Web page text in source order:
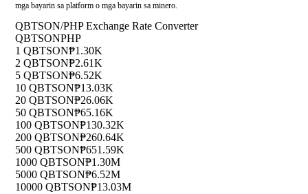
mga bayarin sa platform o mga bayarin sa minero.
QBTSON/PHP Exchange Rate Converter
QBTSONPHP
1 QBTSON₱1.30K
2 QBTSON₱2.61K
5 QBTSON₱6.52K
10 QBTSON₱13.03K
20 QBTSON₱26.06K
50 QBTSON₱65.16K
100 QBTSON₱130.32K
200 QBTSON₱260.64K
500 QBTSON₱651.59K
1000 QBTSON₱1.30M
5000 QBTSON₱6.52M
10000 QBTSON₱13.03M